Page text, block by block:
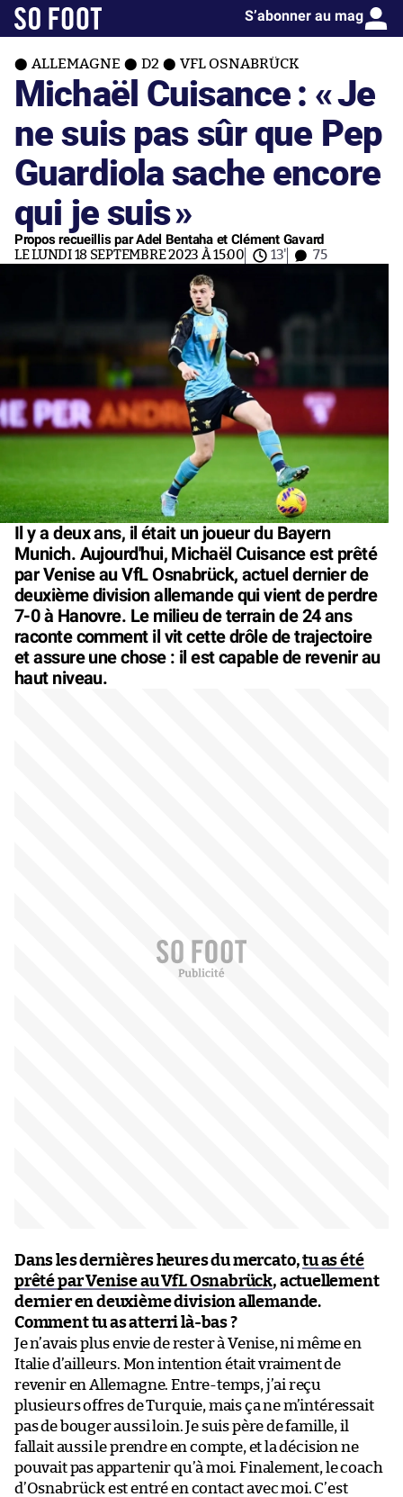
S’abonner au mag
ALLEMAGNE D2 VFL OSNABRÜCK
Michaël Cuisance : «Je
ne suis pas sûr que Pep
Guardiola sache encore
qui je suis»
Propos recueillis par Adel Bentaha et Clément Gavard
LE LUNDI 18 SEPTEMBRE 2023 À 15:00 13' 75
Il y a deux ans, il était un joueur du Bayern
Munich. Aujourd'hui, Michaël Cuisance est prêté
par Venise au VfL Osnabrück, actuel dernier de
deuxième division allemande qui vient de perdre
7-0 à Hanovre. Le milieu de terrain de 24 ans
raconte comment il vit cette drôle de trajectoire
et assure une chose : il est capable de revenir au
haut niveau.
Dans les dernières heures du mercato,tu as été
prêté par Venise au VfL Osnabrück, actuellement
dernier en deuxième division allemande.
Comment tu as atterri là-bas ?
Je n’avais plus envie de rester à Venise, ni même en
Italie d’ailleurs. Mon intention était vraiment de
revenir en Allemagne. Entre-temps, j’ai reçu
plusieurs offres de Turquie, mais ça ne m’intéressait
pas de bouger aussi loin. Je suis père de famille, il
fallait aussi le prendre en compte, et la décision ne
pouvait pas appartenir qu’à moi. Finalement, le coach
d’Osnabrück est entré en contact avec moi. C’est